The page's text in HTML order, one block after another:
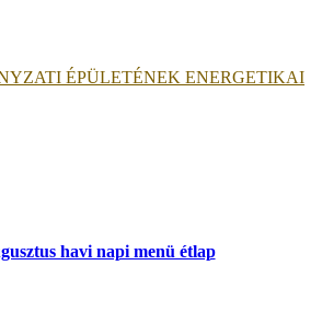
ÉPÜLETÉNEK ENERGETIKAI
havi napi menü étlap